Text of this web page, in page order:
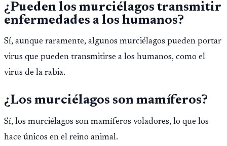
¿Pueden los murciélagos transmitir
enfermedades a los humanos?
Sí, aunque raramente, algunos murciélagos pueden portar
virus que pueden transmitirse a los humanos, como el
virus de la rabia.
¿Los murciélagos son mamíferos?
Sí, los murciélagos son mamíferos voladores, lo que los
hace únicos en el reino animal.